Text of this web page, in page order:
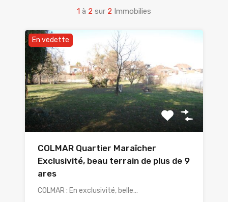
1 à 2 sur 2 Immobilies
En vedette
COLMAR Quartier Maraîcher
Exclusivité, beau terrain de plus de 9
ares
COLMAR : En exclusivité, belle…